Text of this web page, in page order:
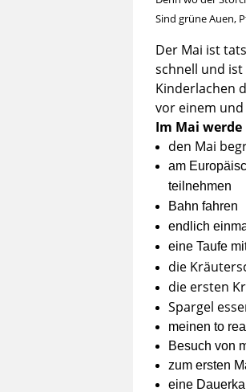
Sind grüne Auen,
Der Mai ist
schnell und ist
Kinderlachen
vor einem
Im Mai werde
den Mai
am
teilnehmen
Bahn fahren
endlich
eine Taufe
die
die ersten
Spargel
meinen to
Besuch von
zum ersten
eine